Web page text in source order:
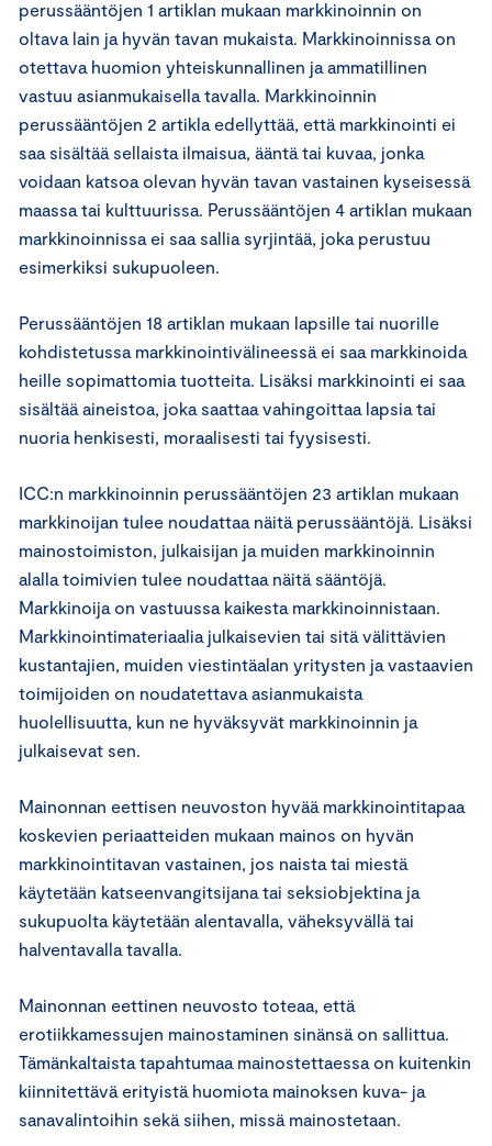
perussääntöjen 1 artiklan mukaan markkinoinnin on
oltava lain ja hyvän tavan mukaista. Markkinoinnissa on
otettava huomion yhteiskunnallinen ja ammatillinen
vastuu asianmukaisella tavalla. Markkinoinnin
perussääntöjen 2 artikla edellyttää, että markkinointi ei
saa sisältää sellaista ilmaisua, ääntä tai kuvaa, jonka
voidaan katsoa olevan hyvän tavan vastainen kyseisessä
maassa tai kulttuurissa. Perussääntöjen 4 artiklan mukaan
markkinoinnissa ei saa sallia syrjintää, joka perustuu
esimerkiksi sukupuoleen.
Perussääntöjen 18 artiklan mukaan lapsille tai nuorille
kohdistetussa markkinointivälineessä ei saa markkinoida
heille sopimattomia tuotteita. Lisäksi markkinointi ei saa
sisältää aineistoa, joka saattaa vahingoittaa lapsia tai
nuoria henkisesti, moraalisesti tai fyysisesti.
ICC:n markkinoinnin perussääntöjen 23 artiklan mukaan
markkinoijan tulee noudattaa näitä perussääntöjä. Lisäksi
mainostoimiston, julkaisijan ja muiden markkinoinnin
alalla toimivien tulee noudattaa näitä sääntöjä.
Markkinoija on vastuussa kaikesta markkinoinnistaan.
Markkinointimateriaalia julkaisevien tai sitä välittävien
kustantajien, muiden viestintäalan yritysten ja vastaavien
toimijoiden on noudatettava asianmukaista
huolellisuutta, kun ne hyväksyvät markkinoinnin ja
julkaisevat sen.
Mainonnan eettisen neuvoston hyvää markkinointitapaa
koskevien periaatteiden mukaan mainos on hyvän
markkinointitavan vastainen, jos naista tai miestä
käytetään katseenvangitsijana tai seksiobjektina ja
sukupuolta käytetään alentavalla, väheksyvällä tai
halventavalla tavalla.
Mainonnan eettinen neuvosto toteaa, että
erotiikkamessujen mainostaminen sinänsä on sallittua.
Tämänkaltaista tapahtumaa mainostettaessa on kuitenkin
kiinnitettävä erityistä huomiota mainoksen kuva- ja
sanavalintoihin sekä siihen, missä mainostetaan.